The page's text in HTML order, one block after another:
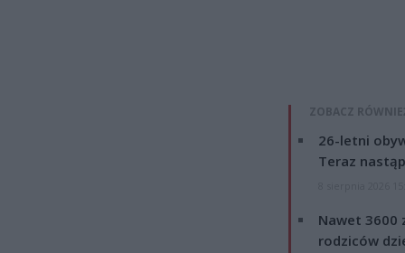
ZOBACZ
26-letni
Teraz
Nawet 3600
rodziców